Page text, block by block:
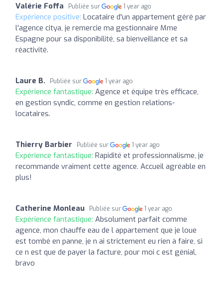
Valérie Foffa Publiée sur 1 year ago
Expérience positive: Locataire d'un appartement géré par
l'agence citya, je remercie ma gestionnaire Mme
Espagne pour sa disponibilité, sa bienveillance et sa
réactivité.
Laure B. Publiée sur 1 year ago
Expérience fantastique: Agence et équipe très efficace,
en gestion syndic, comme en gestion relations-
locataires.
Thierry Barbier Publiée sur 1 year ago
Expérience fantastique: Rapidité et professionnalisme, je
recommande vraiment cette agence. Accueil agréable en
plus!
Catherine Monleau Publiée sur 1 year ago
Expérience fantastique: Absolument parfait comme
agence, mon chauffe eau de l appartement que je loue
est tombé en panne, je n ai strictement eu rien à faire, si
ce n est que de payer la facture, pour moi c est génial,
bravo